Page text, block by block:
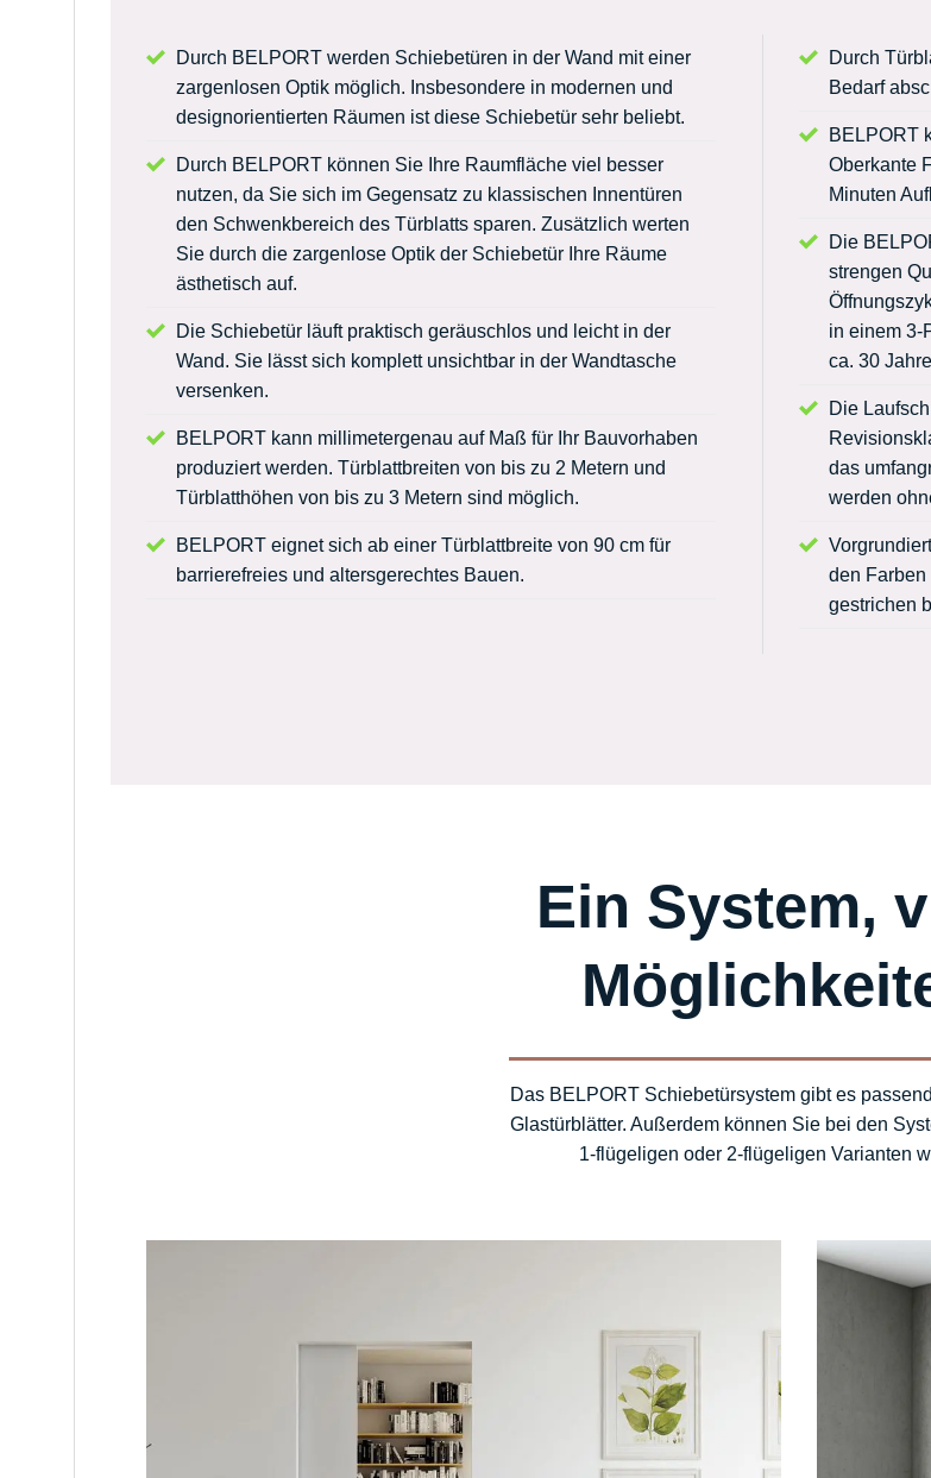
Durch BELPORT werden Schiebetüren in der Wand mit einer
zargenlosen Optik möglich. Insbesondere in modernen und
designorientierten Räumen ist diese Schiebetür sehr beliebt.
Durch BELPORT können Sie Ihre Raumfläche viel besser
nutzen, da Sie sich im Gegensatz zu klassischen Innentüren
den Schwenkbereich des Türblatts sparen. Zusätzlich werten
Sie durch die zargenlose Optik der Schiebetür Ihre Räume
ästhetisch auf.
Die Schiebetür läuft praktisch geräuschlos und leicht in der
Wand. Sie lässt sich komplett unsichtbar in der Wandtasche
versenken.
BELPORT kann millimetergenau auf Maß für Ihr Bauvorhaben
produziert werden. Türblattbreiten von bis zu 2 Metern und
Türblatthöhen von bis zu 3 Metern sind möglich.
BELPORT eignet sich ab einer Türblattbreite von 90 cm für
barrierefreies und altersgerechtes Bauen.
Durch
Bedarf
BELPORT
Oberkante
Minuten
Die
strengen
in einem 3-
ca. 30
Die
das
werden
den Farben
gestrichen
Ein System,
Das BELPORT Schiebetürsystem gibt es
Glastürblätter. Außerdem können Sie bei den
1-flügeligen oder 2-flügeligen Varianten